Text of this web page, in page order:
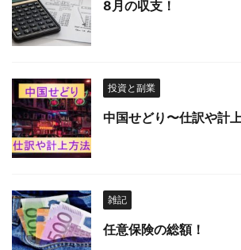
8月の収支！
投資と副業
中国せどり〜仕訳や計
雑記
任意保険の総額！